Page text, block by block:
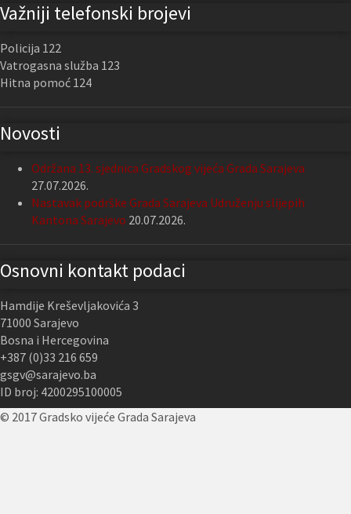
Važniji telefonski brojevi
Policija 122
Vatrogasna služba 123
Hitna pomoć 124
Novosti
Održana 13. sjednica Gradskog vijeća Grada Sarajeva
27.07.2026.
Nastavak podrške Grada Sarajeva Udruženju slijepih
Kantona Sarajevo 20.07.2026.
Osnovni kontakt podaci
Hamdije Kreševljakovića 3
71000 Sarajevo
Bosna i Hercegovina
+387 (0)33 216 659
gsgv@sarajevo.ba
ID broj: 4200295100005
© 2017 Gradsko vijeće Grada Sarajeva